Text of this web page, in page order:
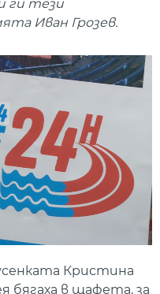
ги тези
Иван Грозев.
Кристина
бягаха в щафета, за